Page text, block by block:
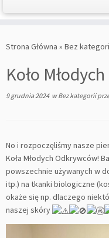
toStrona Główna » Bez
Koło
9 grudnia 2024wBez kategorii
No i rozpoczęliśmy nasze
Koła Młodych Odkrywców!
powszechnie używanych w
itp.) na tkanki biologiczne
okaże się np. dlaczego
naszej skóry